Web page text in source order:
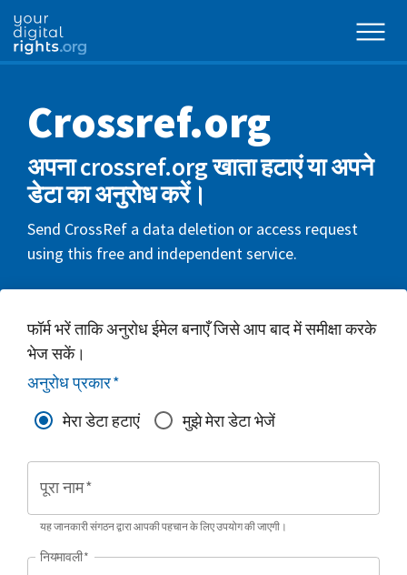
Crossref.org
अपना crossref.org खाता हटाएं या अपने
डेटा का अनुरोध करें।
Send CrossRef a data deletion or access request
using this free and independent service.
फॉर्म भरें ताकि अनुरोध ईमेल बनाएँ जिसे आप बाद में समीक्षा करके
भेज सकें।
अनुरोध प्रकार*
मेरा डेटा हटाएं
मुझे मेरा डेटा भेजें
पूरा नाम*
यह जानकारी संगठन द्वारा आपकी पहचान के लिए उपयोग की जाएगी।
नियमावली*